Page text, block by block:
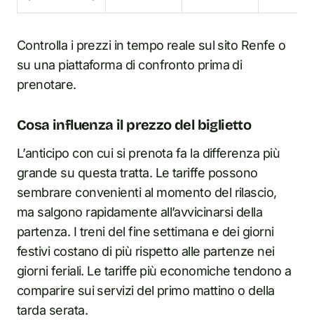
Controlla i prezzi in tempo reale sul sito Renfe o
su una piattaforma di confronto prima di
prenotare.
Cosa influenza il prezzo del biglietto
L’anticipo con cui si prenota fa la differenza più
grande su questa tratta. Le tariffe possono
sembrare convenienti al momento del rilascio,
ma salgono rapidamente all’avvicinarsi della
partenza. I treni del fine settimana e dei giorni
festivi costano di più rispetto alle partenze nei
giorni feriali. Le tariffe più economiche tendono a
comparire sui servizi del primo mattino o della
tarda serata.